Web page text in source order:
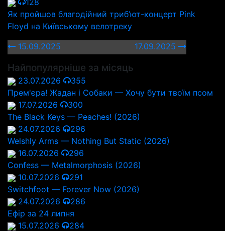
128
Як пройшов благодійний триб’ют-концерт Pink
Floyd на Київському велотреку
15.09.2025
17.09.2025
Найпопулярніше за місяць
23.07.2026
355
Прем'єра! Жадан і Собаки — Хочу бути твоїм псом
17.07.2026
300
The Black Keys — Peaches! (2026)
24.07.2026
296
Welshly Arms — Nothing But Static (2026)
16.07.2026
296
Confess — Metalmorphosis (2026)
10.07.2026
291
Switchfoot — Forever Now (2026)
24.07.2026
286
Ефір за 24 липня
15.07.2026
284